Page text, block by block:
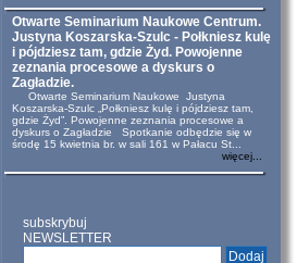
Otwarte Seminarium Naukowe Centrum.
Justyna Koszarska-Szulc - Połkniesz kulę
i pójdziesz tam, gdzie Żyd. Powojenne
zeznania procesowe a dyskurs o
Zagładzie.
Otwarte Seminarium Naukowe Justyna
Koszarska-Szulc „Połkniesz kulę i pójdziesz tam,
gdzie Żyd”. Powojenne zeznania procesowe a
dyskurs o Zagładzie Spotkanie odbędzie się w
środę 15 kwietnia br. w sali 161 w Pałacu St...
więcej...
subskrybuj
NEWSLETTER